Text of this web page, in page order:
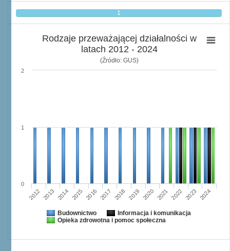
1
Rodzaje przeważającej działalności w
latach 2012 - 2024
(Źródło: GUS)
2012 2013 2014 2015 2016 2017 2018 2019 2020 2021 2022 2023 2024
0
1
2
Budownictwo
Informacja i komunikacja
Opieka zdrowotna i pomoc społeczna